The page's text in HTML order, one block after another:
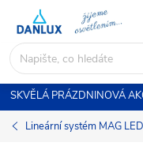
obsah
SKVĚLÁ PRÁZDNINOVÁ
Lineární systém MAG